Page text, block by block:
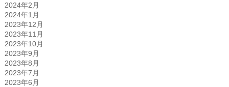
2024年2月
2024年1月
2023年12月
2023年11月
2023年10月
2023年9月
2023年8月
2023年7月
2023年6月